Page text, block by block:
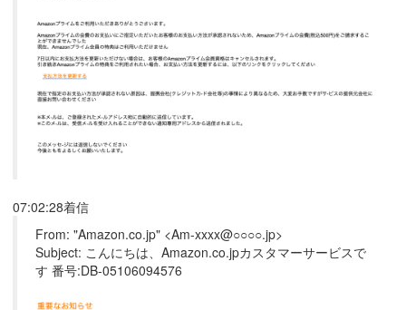
07:02:28着信
From: "Amazon.co.jp" <Am-xxxx@○○○○.jp>
Subject: こんにちは、Amazon.co.jpカスタマーサービスで
す 番号:DB-05106094576